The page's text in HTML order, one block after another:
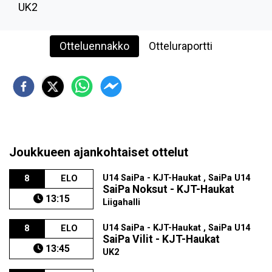
UK2
Otteluennakko Otteluraportti
Joukkueen ajankohtaiset ottelut
8 ELO
13:15
U14 SaiPa - KJT-Haukat , SaiPa U14
SaiPa Noksut - KJT-Haukat
Liigahalli
8 ELO
13:45
U14 SaiPa - KJT-Haukat , SaiPa U14
SaiPa Vilit - KJT-Haukat
UK2